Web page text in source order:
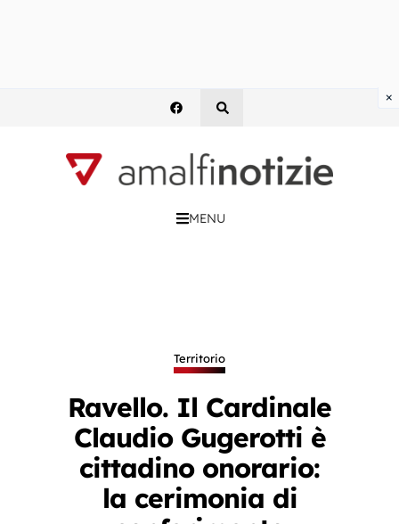
MENU
Territorio
Ravello. Il Cardinale
Claudio Gugerotti è
cittadino onorario:
la cerimonia di
×